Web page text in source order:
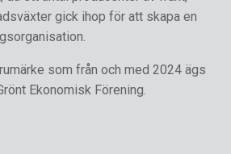
gick ihop för att skapa en
som från och med 2024 ägs
Ekonomisk Förening.